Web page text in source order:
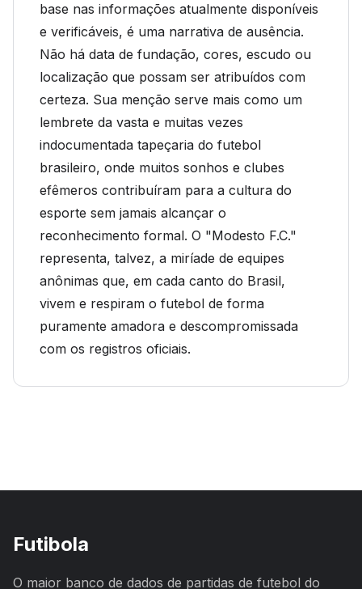
base nas informações atualmente disponíveis
e verificáveis, é uma narrativa de ausência.
Não há data de fundação, cores, escudo ou
localização que possam ser atribuídos com
certeza. Sua menção serve mais como um
lembrete da vasta e muitas vezes
indocumentada tapeçaria do futebol
brasileiro, onde muitos sonhos e clubes
efêmeros contribuíram para a cultura do
esporte sem jamais alcançar o
reconhecimento formal. O "Modesto F.C."
representa, talvez, a miríade de equipes
anônimas que, em cada canto do Brasil,
vivem e respiram o futebol de forma
puramente amadora e descompromissada
com os registros oficiais.
Futibola
O maior banco de dados de partidas de futebol do